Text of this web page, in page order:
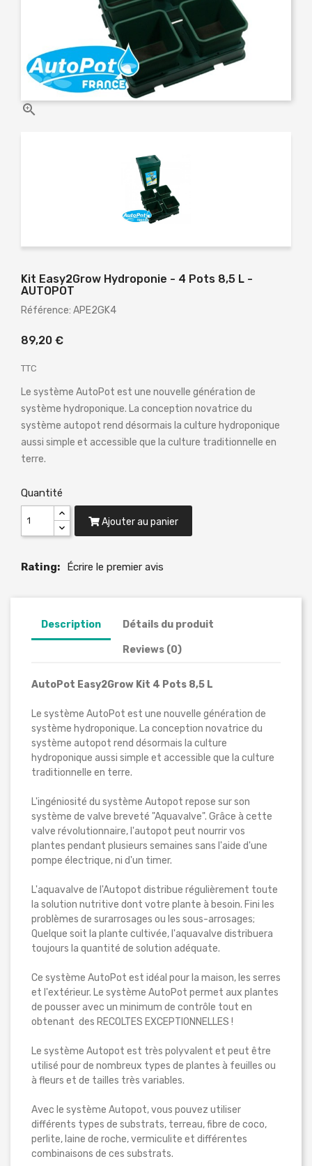

Kit Easy2Grow Hydroponie - 4 Pots 8,5 L -
AUTOPOT
Référence: APE2GK4
89,20 €
TTC
Le système AutoPot est une nouvelle génération de
système hydroponique. La conception novatrice du
système autopot rend désormais la culture hydroponique
aussi simple et accessible que la culture traditionnelle en
terre.
Quantité
Ajouter au panier
Rating: Écrire le premier avis
Description Détails du produit
Reviews (0)
AutoPot Easy2Grow Kit 4 Pots 8,5 L
Le système AutoPot est une nouvelle génération de
système hydroponique. La conception novatrice du
système autopot rend désormais la culture
hydroponique aussi simple et accessible que la culture
traditionnelle en terre.
L'ingéniosité du système Autopot repose sur son
système de valve breveté "Aquavalve". Grâce à cette
valve révolutionnaire, l'autopot peut nourrir vos
plantes pendant plusieurs semaines sans l'aide d'une
pompe électrique, ni d'un timer.
L'aquavalve de l'Autopot distribue régulièrement toute
la solution nutritive dont votre plante à besoin. Fini les
problèmes de surarrosages ou les sous-arrosages;
Quelque soit la plante cultivée, l'aquavalve distribuera
toujours la quantité de solution adéquate.
Ce système AutoPot est idéal pour la maison, les serres
et l'extérieur. Le système AutoPot permet aux plantes
de pousser avec un minimum de contrôle tout en
obtenant des RECOLTES EXCEPTIONNELLES !
Le système Autopot est très polyvalent et peut être
utilisé pour de nombreux types de plantes à feuilles ou
à fleurs et de tailles très variables.
Avec le système Autopot, vous pouvez utiliser
différents types de substrats, terreau, fibre de coco,
perlite, laine de roche, vermiculite et différentes
combinaisons de ces substrats.